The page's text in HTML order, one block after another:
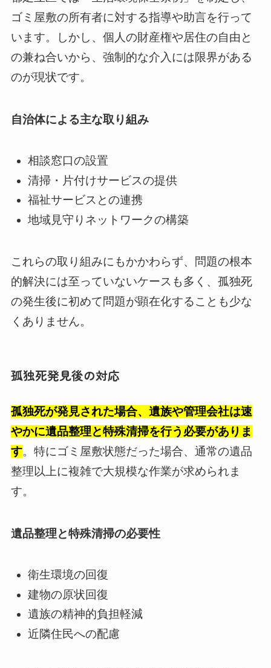
ゴミ屋敷の所有者に対する指導や助言を行って
います。しかし、個人の財産権や居住の自由と
の兼ね合いから、強制的な介入には限界がある
のが現状です。
自治体による主な取り組み
相談窓口の設置
清掃・片付けサービスの提供
福祉サービスとの連携
地域見守りネットワークの構築
これらの取り組みにもかかわらず、問題の根本
的解決には至っていないケースも多く、孤独死
の発生後に初めて問題が顕在化することも少な
くありません。
孤独死発見後の対応
孤独死が発見された場合、遺族や管理会社は速
やかに遺品整理と特殊清掃を行う必要がありま
す。特にゴミ屋敷状態だった場合、通常の遺品
整理以上に複雑で大規模な作業が求められま
す。
遺品整理と特殊清掃の必要性
衛生環境の回復
建物の原状回復
遺族の精神的負担軽減
近隣住民への配慮